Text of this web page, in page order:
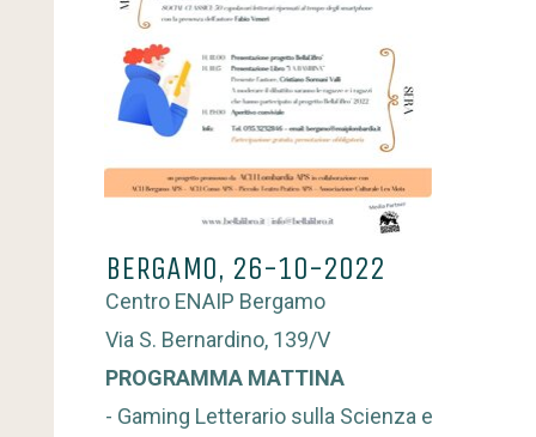
BERGAMO, 26-10-2022
Centro ENAIP Bergamo
Via S. Bernardino, 139/V
PROGRAMMA MATTINA
- Gaming Letterario sulla Scienza e